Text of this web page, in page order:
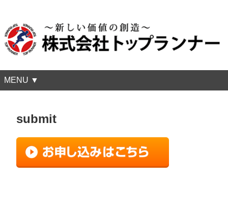
MENU ▼
submit